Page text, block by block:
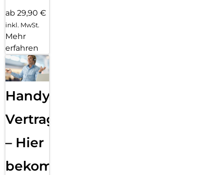
ab 29,90 €
inkl. MwSt.
Mehr
erfahren
Handy
Vertragsabwicklung
– Hier
bekommst